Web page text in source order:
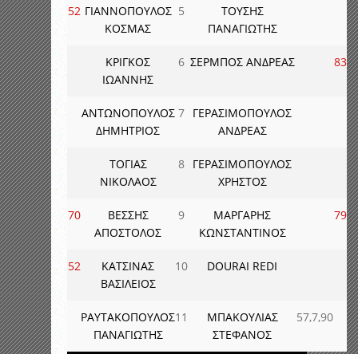
52 ΓΙΑΝΝΟΠΟΥΛΟΣ
ΚΟΣΜΑΣ
5
ΤΟΥΣΗΣ
ΠΑΝΑΓΙΩΤΗΣ
ΚΡΙΓΚΟΣ
ΙΩΑΝΝΗΣ
6 ΣΕΡΜΠΟΣ ΑΝΔΡΕΑΣ 83
ΑΝΤΩΝΟΠΟΥΛΟΣ
ΔΗΜΗΤΡΙΟΣ
7 ΓΕΡΑΣΙΜΟΠΟΥΛΟΣ
ΑΝΔΡΕΑΣ
ΤΟΓΙΑΣ
ΝΙΚΟΛΑΟΣ
8 ΓΕΡΑΣΙΜΟΠΟΥΛΟΣ
ΧΡΗΣΤΟΣ
70
ΒΕΣΣΗΣ
ΑΠΟΣΤΟΛΟΣ
9
ΜΑΡΓΑΡΗΣ
ΚΩΝΣΤΑΝΤΙΝΟΣ
79
52
ΚΑΤΣΙΝΑΣ
ΒΑΣΙΛΕΙΟΣ
10 DOURAI REDI
ΡΑΥΤΑΚΟΠΟΥΛΟΣ
ΠΑΝΑΓΙΩΤΗΣ
11
ΜΠΑΚΟΥΛΙΑΣ
ΣΤΕΦΑΝΟΣ
57,7,90